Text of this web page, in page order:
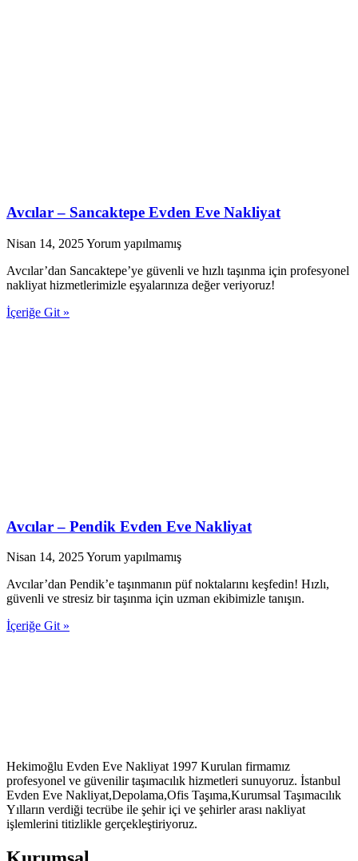
Avcılar – Sancaktepe Evden Eve Nakliyat
Nisan 14, 2025Yorum yapılmamış
Avcılar’dan Sancaktepe’ye güvenli ve hızlı taşınma için profesyonel
nakliyat hizmetlerimizle eşyalarınıza değer veriyoruz!
İçeriğe Git »
Avcılar – Pendik Evden Eve Nakliyat
Nisan 14, 2025Yorum yapılmamış
Avcılar’dan Pendik’e taşınmanın püf noktalarını keşfedin! Hızlı,
güvenli ve stresiz bir taşınma için uzman ekibimizle tanışın.
İçeriğe Git »
Hekimoğlu Evden Eve Nakliyat 1997 Kurulan firmamız
profesyonel ve güvenilir taşımacılık hizmetleri sunuyoruz. İstanbul
Evden Eve Nakliyat,Depolama,Ofis Taşıma,Kurumsal Taşımacılık
Yılların verdiği tecrübe ile şehir içi ve şehirler arası nakliyat
işlemlerini titizlikle gerçekleştiriyoruz.